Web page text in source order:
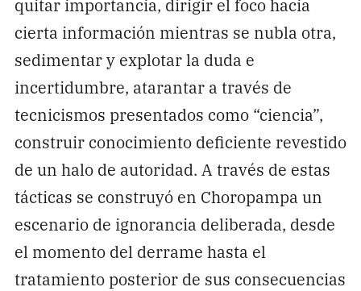
cierta información mientras se nubla otra,
sedimentar y explotar la duda e
incertidumbre, atarantar a través de
tecnicismos presentados como “ciencia”,
construir conocimiento deficiente revestido
de un halo de autoridad. A través de estas
tácticas se construyó en Choropampa un
escenario de ignorancia deliberada, desde
el momento del derrame hasta el
tratamiento posterior de sus consecuencias